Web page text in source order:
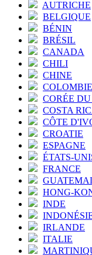
AUTRICHE
BELGIQUE
BÉNIN
BRÉSIL
CANADA
CHILI
CHINE
COLOMBIE
CORÉE
COSTA
CÔTE
CROATIE
ESPAGNE
ÉTATS-
FRANCE
HONG-
INDE
IRLANDE
ITALIE